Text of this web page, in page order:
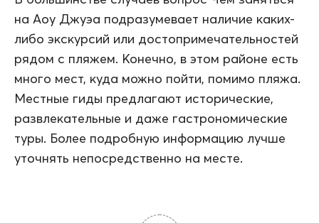
на Аоу Джуэа подразумевает наличие каких-
либо экскурсий или достопримечательностей
рядом с пляжем. Конечно, в этом районе есть
много мест, куда можно пойти, помимо пляжа.
Местные гиды предлагают исторические,
развлекательные и даже гастрономические
туры. Более подробную информацию лучше
уточнять непосредственно на месте.